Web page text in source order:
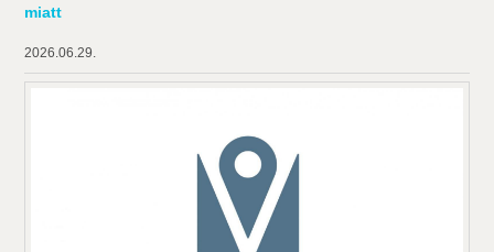
miatt
2026.06.29.